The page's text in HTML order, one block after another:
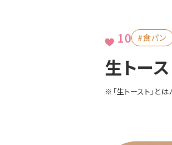
生トー
※「生トースト」と
10 #食パン